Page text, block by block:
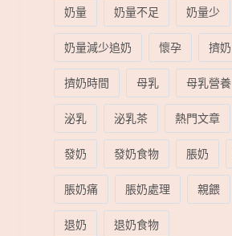
奶量
奶量不足
奶量少
奶量減少追奶
懷孕 擠奶
擠奶時間
母乳 母乳營養
泌乳
泌乳茶 熱門文章
發奶
發奶食物 脹奶
脹奶痛
脹奶處理 親餵
退奶
退奶食物